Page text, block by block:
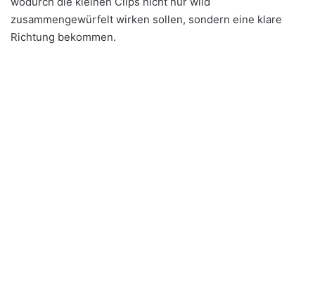
zusammengewürfelt wirken sollen, sondern eine klare
Richtung bekommen.